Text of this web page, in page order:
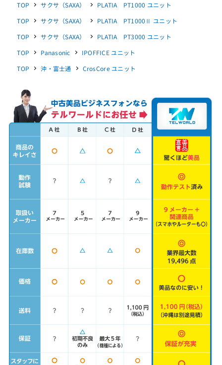
TOP サクサ（SAXA）
PLATIA PT1000 ユニット
TOP
サクサ（SAXA）
PLATIA PT1000Ⅱ ユニット
TOP
サクサ（SAXA）
PLATIA PT3000 ユニット
TOP
Panasonic
IPOFFICE ユニット
TOP
沖・富士通 CrosCore ユニット